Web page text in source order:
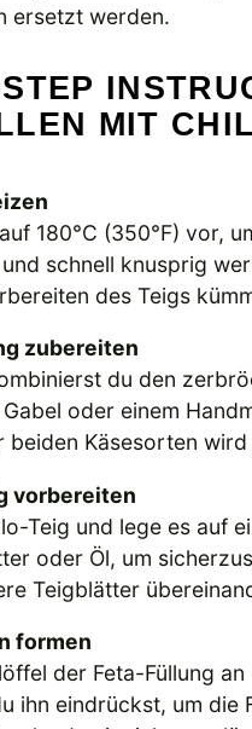
ersetzt werden.
MIT
180°C (350°F) vor,
schnell knusprig
des Teigs
zubereiten
du den
oder einem
beiden Käsesorten
vorbereiten
Teig und lege es auf
oder Öl, um
Teigblätter
formen
der Feta-Füllung
ihn eindrückst, um die